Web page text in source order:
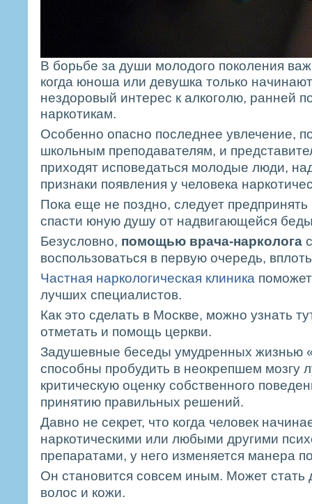
В борьбе за души молодого поколения
когда юноша или девушка только
нездоровый интерес к алкоголю, ранней
наркотикам.
Особенно опасно последнее увлечение,
школьным преподавателям, и
приходят исповедаться молодые люди,
признаки появления у человека
Пока еще не поздно, следует
спасти юную душу от надвигающейся
Безусловно, помощью врача-нарколога
воспользоваться в первую очередь,
Частная наркологическая клиника
лучших специалистов.
Как это сделать в Москве, можно узнать
отметать и помощь церкви.
Задушевные беседы умудренных жизнью
способны пробудить в неокрепшем мозгу
критическую оценку собственного
принятию правильных решений.
Давно не секрет, что когда человек
наркотическими или любыми другими
препаратами, у него изменяется манера
Он становится совсем иным. Может стать
волос и кожи.